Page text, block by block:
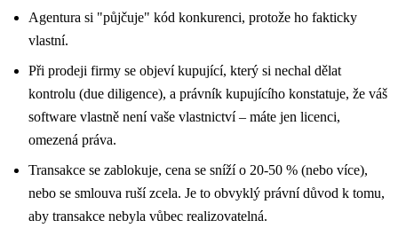
Agentura si "půjčuje" kód konkurenci, protože ho fakticky
vlastní.
Při prodeji firmy se objeví kupující, který si nechal dělat
kontrolu (due diligence), a právník kupujícího konstatuje, že váš
software vlastně není vaše vlastnictví – máte jen licenci,
omezená práva.
Transakce se zablokuje, cena se sníží o 20-50 % (nebo více),
nebo se smlouva ruší zcela. Je to obvyklý právní důvod k tomu,
aby transakce nebyla vůbec realizovatelná.